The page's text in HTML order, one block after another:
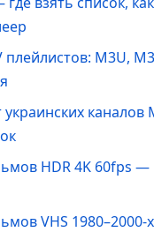
M3U,
украинских каналов
HDR 4K 60fps —
VHS